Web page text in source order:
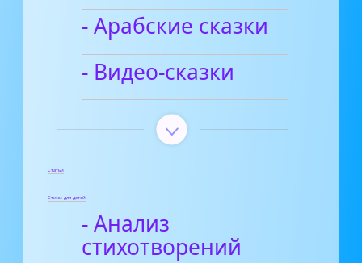
- Арабские сказки
- Видео-сказки
Статьи
Стихи для детей
- Анализ
стихотворений